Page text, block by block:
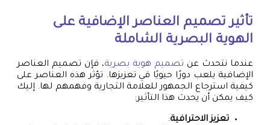
تأثير تصميم العناصر الإضافية على
الهوية البصرية الشاملة
عندما نتحدث عن تصميم هوية بصرية، فإن تصميم العناصر
الإضافية يلعب دورًا حيويًا في تعزيزها. تؤثر هذه العناصر على
كيفية استرجاع الجمهور للعلامة التجارية وفهمهم لها. إليك
كيف يمكن أن يحدث هذا التأثير:
تعزيز الاحترافية: